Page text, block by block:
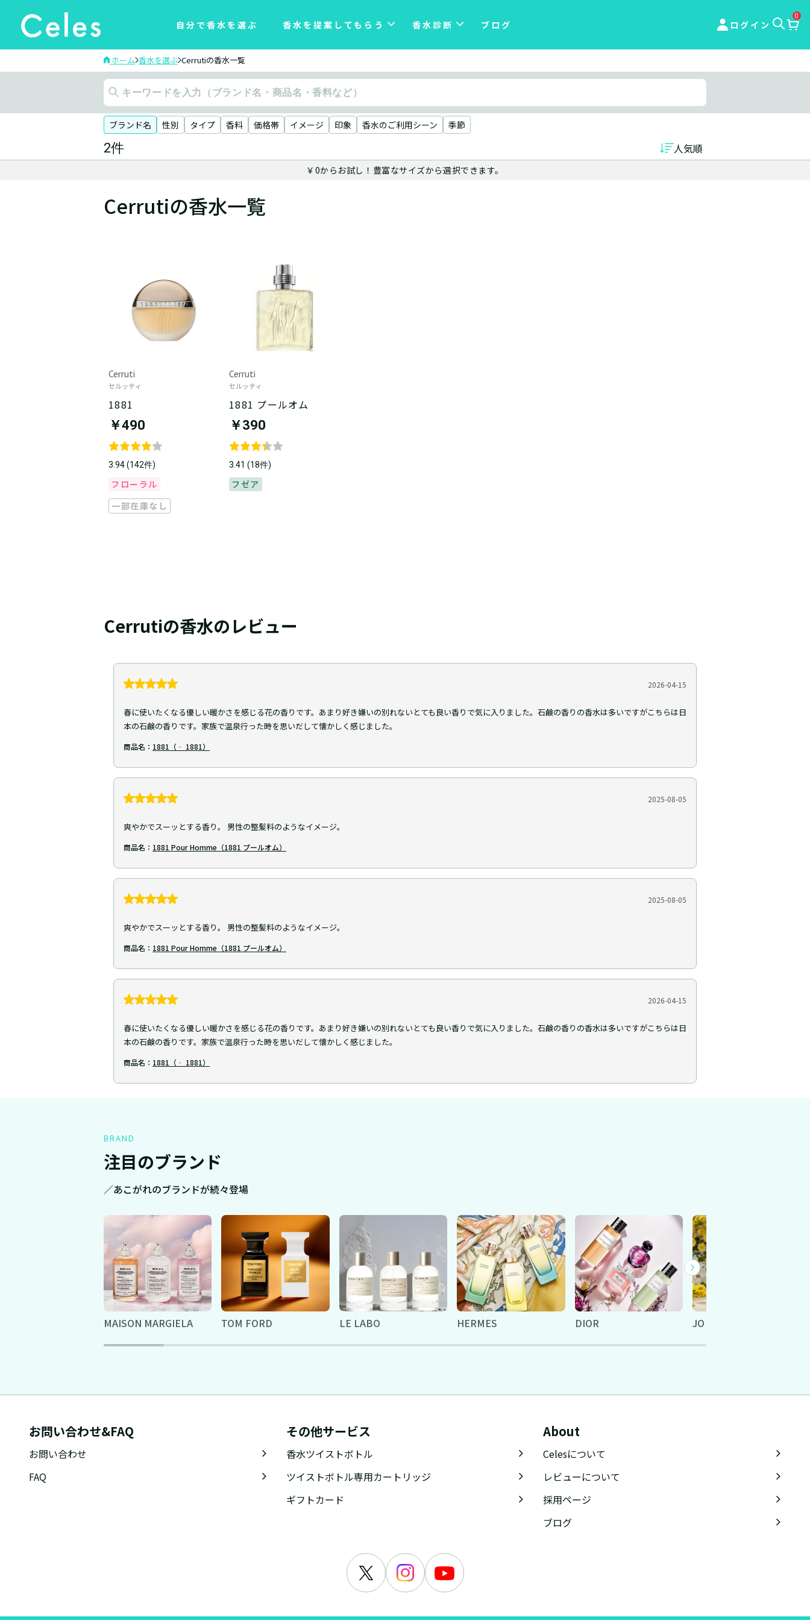
自分で香水を選ぶ 香水を提案してもらう 香水診断 ブログ ログイン
0
ホーム 香水を選ぶ Cerrutiの香水一覧
ブランド名 性別 タイプ 香料 価格帯 イメージ 印象 香水のご利用シーン 季節
2件 人気順
￥0からお試し！豊富なサイズから選択できます。
Cerrutiの香水一覧
Cerruti
セルッティ
1881
￥490
3.94 (142件)
フローラル
一部在庫なし
Cerruti
セルッティ
1881 プールオム
￥390
3.41 (18件)
フゼア
Cerrutiの香水のレビュー
2026-04-15
春に使いたくなる優しい暖かさを感じる花の香りです。あまり好き嫌いの別れないとても良い香りで気に入りました。石鹸の香りの香水は多いですがこちらは日
本の石鹸の香りです。家族で温泉行った時を思いだして懐かしく感じました。
商品名： 1881（‐ 1881）
2025-08-05
爽やかでスーッとする香り。 男性の整髪料のようなイメージ。
商品名： 1881 Pour Homme（1881 プールオム）
2025-08-05
爽やかでスーッとする香り。 男性の整髪料のようなイメージ。
商品名： 1881 Pour Homme（1881 プールオム）
2026-04-15
春に使いたくなる優しい暖かさを感じる花の香りです。あまり好き嫌いの別れないとても良い香りで気に入りました。石鹸の香りの香水は多いですがこちらは日
本の石鹸の香りです。家族で温泉行った時を思いだして懐かしく感じました。
商品名： 1881（‐ 1881）
BRAND
注目のブランド
／あこがれのブランドが続々登場
MAISON MARGIELA TOM FORD LE LABO HERMES DIOR JO MALONE
お問い合わせ&FAQ
お問い合わせ
FAQ
その他サービス
香水ツイストボトル
ツイストボトル専用カートリッジ
ギフトカード
About
Celesについて
レビューについて
採用ページ
ブログ